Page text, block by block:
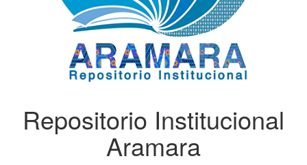
Repositorio Institucional
Aramara